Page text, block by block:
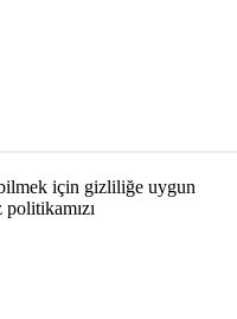
için gizliliğe uygun